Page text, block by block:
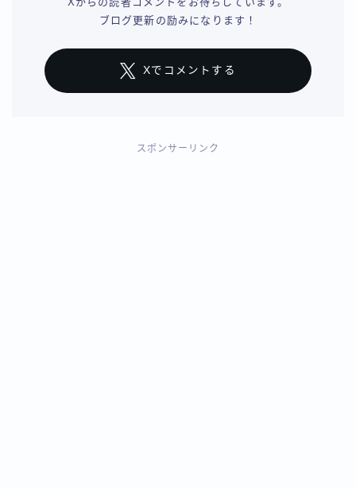
ブログ更新の励みになります！
Xでコメントする
スポンサーリンク